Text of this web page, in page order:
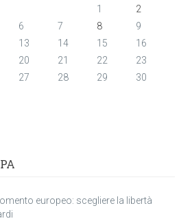
1
2
6 7 8
9
13 14 15
16
20 21 22
23
27 28 29
30
europeo: scegliere la libertà